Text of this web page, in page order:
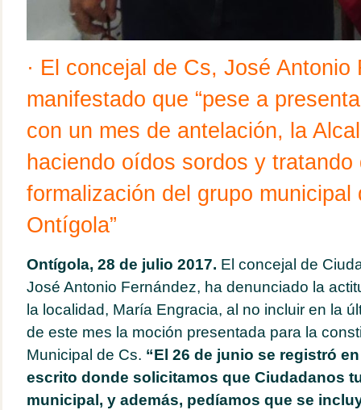
· El concejal de Cs, José Antonio
manifestado que “pese a
con un mes de antelación, la
haciendo oídos sordos y tratando
formalización del grupo municipal
Ontígola”
Ontígola, 28 de julio 2017. El concejal de
José Antonio Fernández, ha denunciado la
la localidad, María Engracia, al no incluir en la
de este mes la moción presentada para la
Municipal de Cs. “El 26 de junio se registró
escrito donde solicitamos que Ciudadanos
municipal, y además, pedíamos que se